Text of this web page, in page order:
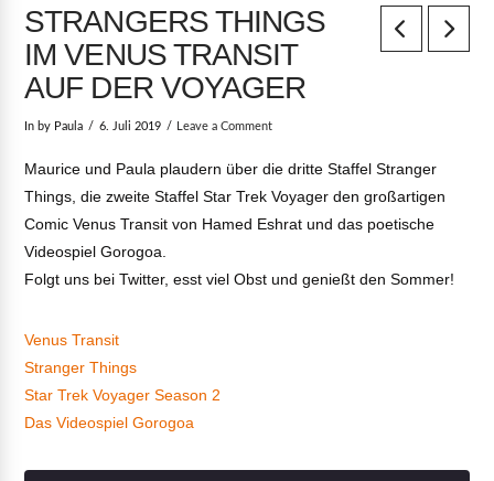
STRANGERS THINGS
IM VENUS TRANSIT
AUF DER VOYAGER
In by Paula 6. Juli 2019 Leave a Comment
Maurice und Paula plaudern über die dritte Staffel Stranger
Things, die zweite Staffel Star Trek Voyager den großartigen
Comic Venus Transit von Hamed Eshrat und das poetische
Videospiel Gorogoa.
Folgt uns bei Twitter, esst viel Obst und genießt den Sommer!
Venus Transit
Stranger Things
Star Trek Voyager Season 2
Das Videospiel Gorogoa